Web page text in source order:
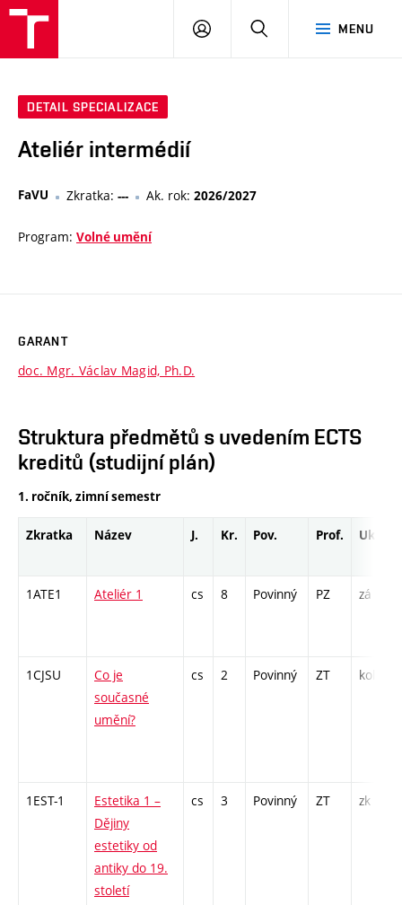
MENU
PŘIHLÁSIT
DETAIL SPECIALIZACE
Ateliér intermédií
FaVU Zkratka: --- Ak. rok: 2026/2027
Program: Volné umění
GARANT
doc. Mgr. Václav Magid, Ph.D.
Struktura předmětů s uvedením ECTS
kreditů (studijní plán)
1. ročník, zimní semestr
Zkratka Název J. Kr. Pov. Prof. Uk.
1ATE1 Ateliér 1 cs 8 Povinný PZ zá
1CJSU
Co je
současné
umění?
cs 2 Povinný ZT kol
1EST-1
Estetika 1 –
Dějiny
estetiky od
antiky do 19.
století
cs 3 Povinný ZT zk